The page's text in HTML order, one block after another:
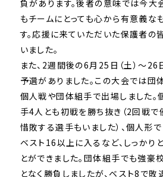
負があります。後者の意味では今大
もチームにとっても心から有意義な
す。応援に来ていただいた保護者の
いました。
また、2週間後の6月25日（土）～26
予選がありました。この大会では団
個人戦や団体組手で出場しました
手4人とも初戦を勝ち抜き（2回戦
惜敗する選手もいました）、個人形
ベスト16以上に入るなど、しっかり
とができました。団体組手でも強豪
となく勝負しましたが、ベスト8で敗